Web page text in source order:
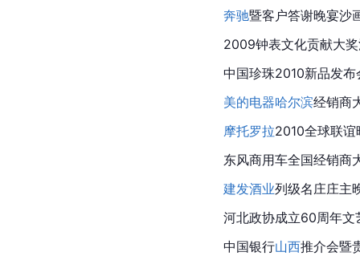
奔驰暨客户答谢晚宴沙
2009钟表文化贡献大
中国珍珠2010新品发布
美的电器哈尔滨经销商
摩托罗拉2010全球联
东风商用车全国经销商
建发酒业列级名庄庄主
河北政协成立60周年文
中国银行山西推介会暨